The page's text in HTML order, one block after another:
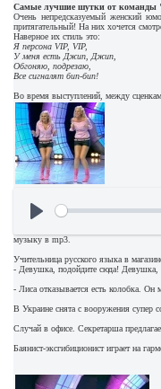
Самые лучшие шутки от
Очень непредсказуемый женский
притягательный! На них хочется
Наверное их стиль это:
Я персона VIP, VIP,
У меня есть Джип, Джип,
Обгоняю, подрезаю,
Все сигналят бип-бип!
Во время выступлений, между
музыку в mp3.
Учительница русского языка в
- Девушка, подойдите сюда! Девушка,
- Лиса отказывается есть колобка.
В Украине снята с вооружения супер
Случай в офисе. Секретарша
Баянист-эксгибиционист играет на